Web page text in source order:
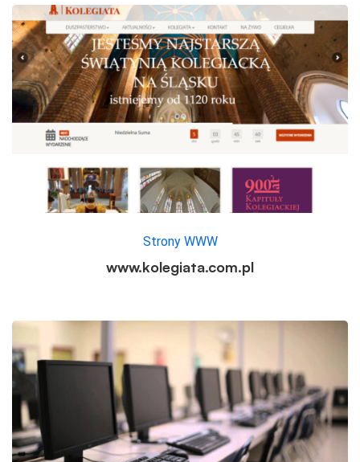
Strony WWW
www.kolegiata.com.pl